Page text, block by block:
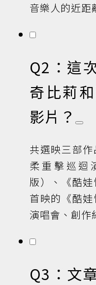
音樂人的近距
Q2：這
奇比莉
影片？
共選映三部
柔重擊巡迴
版）、《酷
首映的《酷
演唱會、創作
Q3：文